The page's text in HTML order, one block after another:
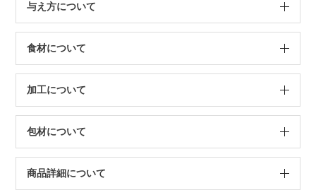
与え方について
食材について
加工について
包材について
商品詳細について